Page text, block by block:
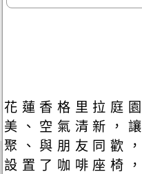
花蓮香格里拉庭
美、空氣清新，
聚、與朋友同歡
設置了咖啡座椅